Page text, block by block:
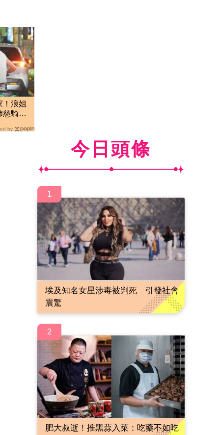
！浪姐
騎共
by
今日頭條
1
埃及知名女星涉毒被判死 引發社會
震驚
2
肥大叔逝！推黑蒜入菜：吃藥不如吃